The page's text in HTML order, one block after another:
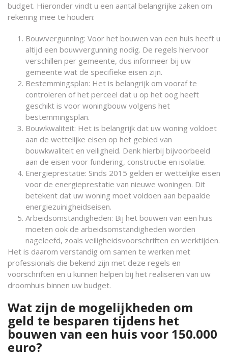
budget. Hieronder vindt u een aantal belangrijke zaken om
rekening mee te houden:
Bouwvergunning: Voor het bouwen van een huis heeft u
altijd een bouwvergunning nodig. De regels hiervoor
verschillen per gemeente, dus informeer bij uw
gemeente wat de specifieke eisen zijn.
Bestemmingsplan: Het is belangrijk om vooraf te
controleren of het perceel dat u op het oog heeft
geschikt is voor woningbouw volgens het
bestemmingsplan.
Bouwkwaliteit: Het is belangrijk dat uw woning voldoet
aan de wettelijke eisen op het gebied van
bouwkwaliteit en veiligheid. Denk hierbij bijvoorbeeld
aan de eisen voor fundering, constructie en isolatie.
Energieprestatie: Sinds 2015 gelden er wettelijke eisen
voor de energieprestatie van nieuwe woningen. Dit
betekent dat uw woning moet voldoen aan bepaalde
energiezuinigheidseisen.
Arbeidsomstandigheden: Bij het bouwen van een huis
moeten ook de arbeidsomstandigheden worden
nageleefd, zoals veiligheidsvoorschriften en werktijden.
Het is daarom verstandig om samen te werken met
professionals die bekend zijn met deze regels en
voorschriften en u kunnen helpen bij het realiseren van uw
droomhuis binnen uw budget.
Wat zijn de mogelijkheden om
geld te besparen tijdens het
bouwen van een huis voor 150.000
euro?